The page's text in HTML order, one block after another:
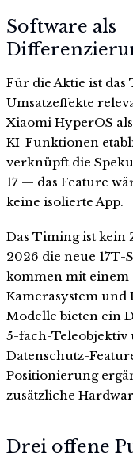
Software als
Für die Aktie ist
Umsatzeffekte
Xiaomi HyperOS
KI-Funktionen
verknüpft die
17 — das Feature
keine isolierte App.
Das Timing ist kein
2026 die neue 17T-
kommen mit einem
Kamerasystem
Modelle bieten ein
5-fach-Teleobjektiv
Datenschutz-
Positionierung
zusätzliche
Drei offene